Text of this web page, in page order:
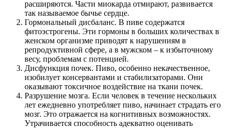
расширяются. Части миокарда отмирают, развивается
так называемое бычье сердце.
Гормональный дисбаланс. В пиве содержатся
фитоэстрогены. Эти гормоны в больших количествах в
женском организме приводят к нарушениям в
репродуктивной сфере, а в мужском – к избыточному
весу, проблемам с потенцией.
Дисфункция почек. Пиво, особенно некачественное,
изобилует консервантами и стабилизаторами. Они
оказывают токсичное воздействие на ткани почек.
Разрушение мозга. Если человек в течение нескольких
лет ежедневно употребляет пиво, начинает страдать его
мозг. Это отражается на когнитивных возможностях.
Утрачивается способность адекватно оценивать